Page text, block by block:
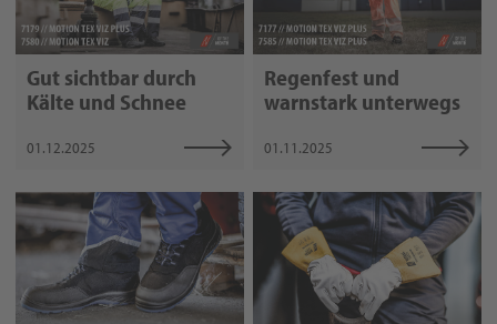
Gut sichtbar durch
Kälte und Schnee
01.12.2025
Regenfest und
warnstark unterwegs
01.11.2025